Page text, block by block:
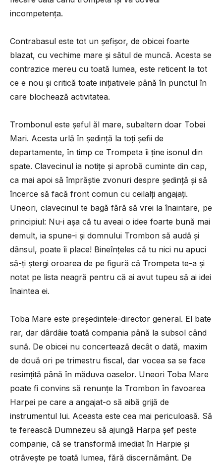
incompetența.
Contrabasul este tot un șefișor, de obicei foarte
blazat, cu vechime mare și sătul de muncă. Acesta se
contrazice mereu cu toată lumea, este reticent la tot
ce e nou și critică toate inițiativele până în punctul în
care blochează activitatea.
Trombonul este șeful ăl mare, subaltern doar Tobei
Mari. Acesta urlă în ședință la toți șefii de
departamente, în timp ce Trompeta îi ține isonul din
spate. Clavecinul ia notițe și aprobă cuminte din cap,
ca mai apoi să împrăștie zvonuri despre ședință și să
încerce să facă front comun cu ceilalți angajați.
Uneori, clavecinul te bagă fără să vrei la înaintare, pe
principiul: Nu-i așa că tu aveai o idee foarte bună mai
demult, ia spune-i și domnului Trombon să audă și
dânsul, poate îi place! Bineînțeles că tu nici nu apuci
să-ți ștergi oroarea de pe figură că Trompeta te-a și
notat pe lista neagră pentru că ai avut tupeu să ai idei
înaintea ei.
Toba Mare este președintele-director general. El bate
rar, dar dârdâie toată compania până la subsol când
sună. De obicei nu concertează decât o dată, maxim
de două ori pe trimestru fiscal, dar vocea sa se face
resimțită până în măduva oaselor. Uneori Toba Mare
poate fi convins să renunțe la Trombon în favoarea
Harpei pe care a angajat-o să aibă grijă de
instrumentul lui. Aceasta este cea mai periculoasă. Să
te ferească Dumnezeu să ajungă Harpa șef peste
companie, că se transformă imediat în Harpie și
otrăvește pe toată lumea, fără discernământ. De